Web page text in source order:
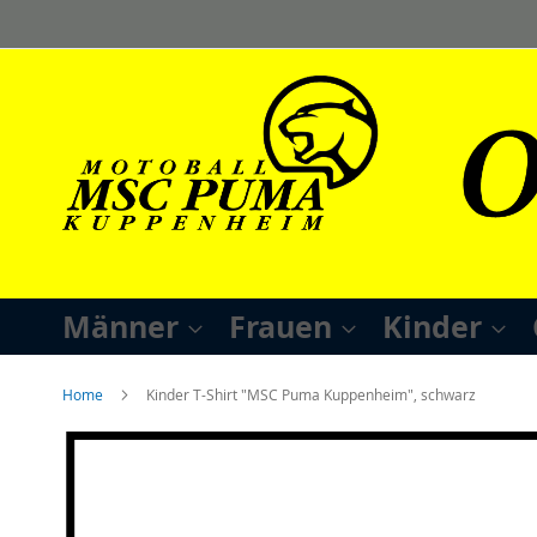
zum
Männer Frauen Kinder
Home Kinder T-Shirt "MSC Puma Kuppenheim", schwarz
Zum